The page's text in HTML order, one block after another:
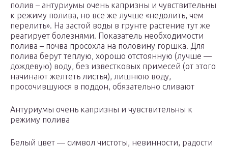
полив – антуриумы очень капризны и чувствительны
к режиму полива, но все же лучше «недолить, чем
перелить». На застой воды в грунте растение тут же
реагирует болезнями. Показатель необходимости
полива – почва просохла на половину горшка. Для
полива берут теплую, хорошо отстоянную (лучше —
дождевую) воду, без известковых примесей (от этого
начинают желтеть листья), лишнюю воду,
просочившуюся в поддон, обязательно сливают
Антуриумы очень капризны и чувствительны к
режиму полива
Белый цвет — символ чистоты, невинности, радости